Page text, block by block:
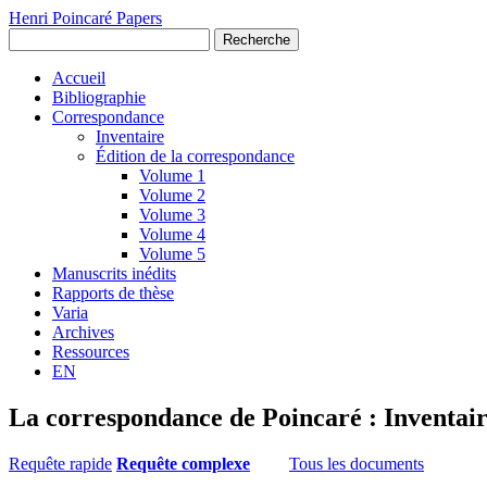
Henri Poincaré Papers
Recherche
Accueil
Bibliographie
Correspondance
Inventaire
Édition de la correspondance
Volume 1
Volume 2
Volume 3
Volume 4
Volume 5
Manuscrits inédits
Rapports de thèse
Varia
Archives
Ressources
EN
La correspondance de Poincaré :
Requête rapide Requête complexe Tous les documents